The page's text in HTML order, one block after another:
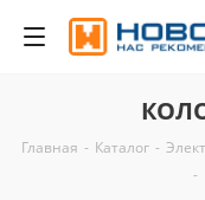
Главная - Каталог -
-